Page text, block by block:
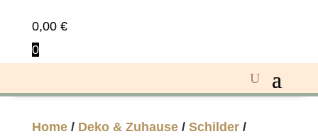
0,00 €
0
Home/ Deko & Zuhause/ Schilder/